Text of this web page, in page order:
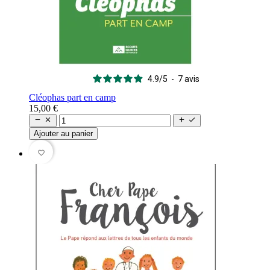
4.9/5 - 7avis
Cléophas part en camp
15,00 €
   
Ajouter au panier
favorite_border